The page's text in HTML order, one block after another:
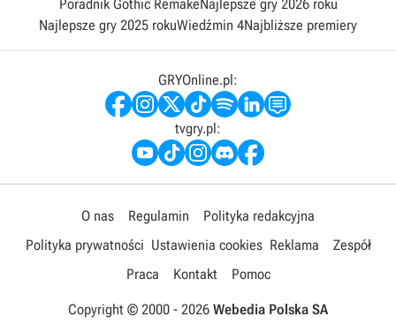
Poradnik Gothic RemakeNajlepsze gry 2026 roku
Najlepsze gry 2025 rokuWiedźmin 4Najbliższe premiery
GRYOnline.pl:
tvgry.pl:
O nas Regulamin
Polityka redakcyjna
Polityka prywatności Ustawienia cookies Reklama
Zespół
Praca
Kontakt Pomoc
Copyright © 2000 - 2026 Webedia Polska SA